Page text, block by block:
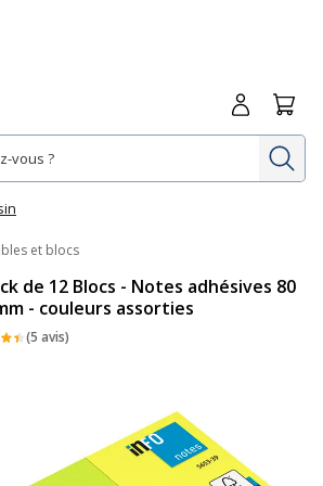
Me
et blocs
de 12 Blocs - Notes adhésives 80
- couleurs assorties
(5 avis)